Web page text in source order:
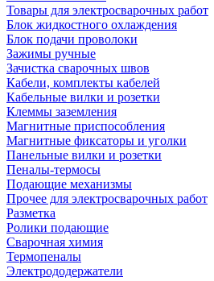
Товары для электросварочных работ
Блок жидкостного охлаждения
Блок подачи проволоки
Зажимы ручные
Зачистка сварочных швов
Кабели, комплекты кабелей
Кабельные вилки и розетки
Клеммы заземления
Магнитные приспособления
Магнитные фиксаторы и уголки
Панельные вилки и розетки
Пеналы-термосы
Подающие механизмы
Прочее для электросварочных работ
Разметка
Ролики подающие
Сварочная химия
Термопеналы
Электрододержатели